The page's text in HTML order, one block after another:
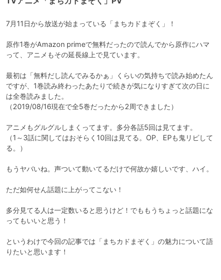
7月11日から放送が始まっている「まちカドまぞく」！
原作1巻がAmazon primeで無料だったので読んでから原作にハマ
って、アニメもその延長線上で見ています。
最初は「無料だし読んでみるかぁ」くらいの気持ちで読み始めたん
ですが、1巻読み終わったあたりで続きが気になりすぎて次の日に
は全巻読みました。
（2019/08/16現在で全5巻だったから2周できました）
アニメもグルグルしまくってます。多分各話5回は見てます。
（1～3話に関してはおそらく10回は見てる。OP、EPも鬼リピして
る。）
もうヤバいね。声ついて動いてるだけで何故か嬉しいです、ハイ。
ただ如何せん話題に上がってこない！
多分見てる人は一定数いると思うけど！でももうちょっと話題にな
ってもいいと思う！
というわけで今回の記事では「まちカドまぞく」の魅力について語
りたいと思います！